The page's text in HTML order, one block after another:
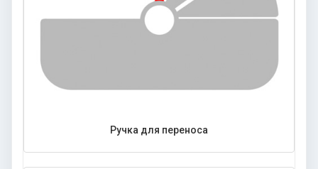
Ручка для переноса